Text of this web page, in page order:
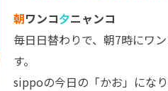
朝ワンコ夕ニャンコ
毎日日替わりで、朝7時にワ
す。
sippoの今日の「かお」にな